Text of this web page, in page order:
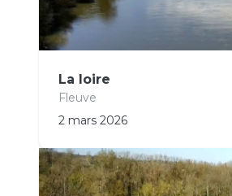
La loire
Fleuve
2 mars 2026